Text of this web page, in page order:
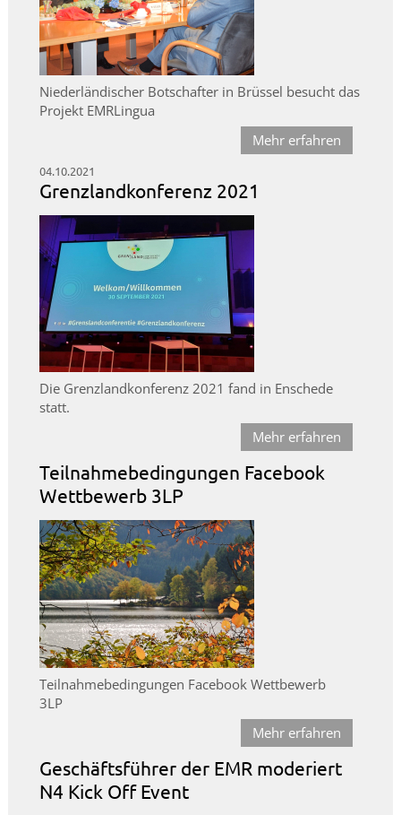
Niederländischer Botschafter in Brüssel besucht das
Projekt EMRLingua
Mehr erfahren
04.10.2021
Grenzlandkonferenz 2021
Die Grenzlandkonferenz 2021 fand in Enschede
statt.
Mehr erfahren
Teilnahmebedingungen Facebook
Wettbewerb 3LP
Teilnahmebedingungen Facebook Wettbewerb
3LP
Mehr erfahren
Geschäftsführer der EMR moderiert
N4 Kick Off Event